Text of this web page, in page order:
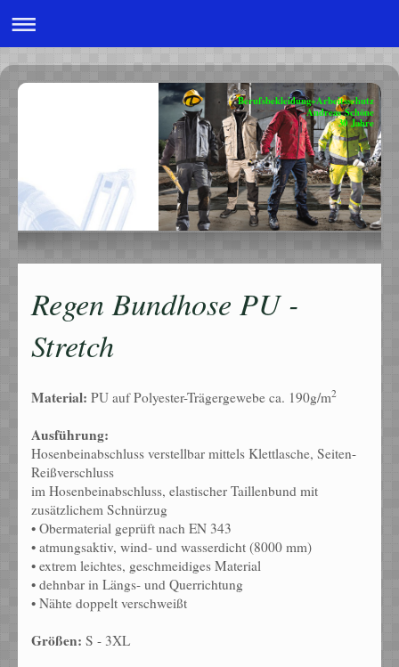
Berufsbekleidung+Arbeitsschutz
Andreas Schöne
30 Jahre
Regen Bundhose PU -
Stretch
Material: PU auf Polyester-Trägergewebe ca. 190g/m2
Ausführung:
Hosenbeinabschluss verstellbar mittels Klettlasche, Seiten-
Reißverschluss
im Hosenbeinabschluss, elastischer Taillenbund mit
zusätzlichem Schnürzug
• Obermaterial geprüft nach EN 343
• atmungsaktiv, wind- und wasserdicht (8000 mm)
• extrem leichtes, geschmeidiges Material
• dehnbar in Längs- und Querrichtung
• Nähte doppelt verschweißt
Größen: S - 3XL